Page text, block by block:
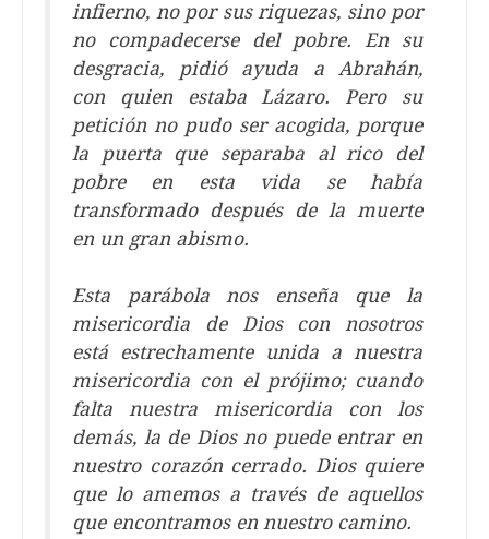
infierno, no por sus riquezas, sino por
no compadecerse del pobre. En su
desgracia, pidió ayuda a Abrahán,
con quien estaba Lázaro. Pero su
petición no pudo ser acogida, porque
la puerta que separaba al rico del
pobre en esta vida se había
transformado después de la muerte
en un gran abismo.
Esta parábola nos enseña que la
misericordia de Dios con nosotros
está estrechamente unida a nuestra
misericordia con el prójimo; cuando
falta nuestra misericordia con los
demás, la de Dios no puede entrar en
nuestro corazón cerrado. Dios quiere
que lo amemos a través de aquellos
que encontramos en nuestro camino.